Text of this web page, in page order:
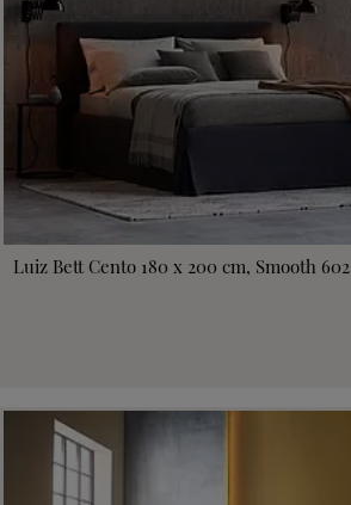
Luiz Bett Cento 180 x 200 cm, Smooth 602